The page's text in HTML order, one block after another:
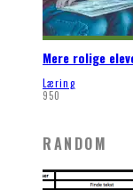
Mere rolige
Læring
950
RANDOM